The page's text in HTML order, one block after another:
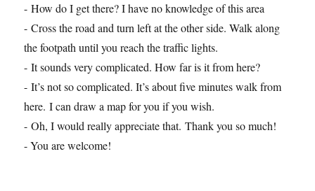
- How do I get there? I have no knowledge of this area
- Cross the road and turn left at the other side. Walk along
the footpath until you reach the traffic lights.
- It sounds very complicated. How far is it from here?
- It’s not so complicated. It’s about five minutes walk from
here. I can draw a map for you if you wish.
- Oh, I would really appreciate that. Thank you so much!
- You are welcome!